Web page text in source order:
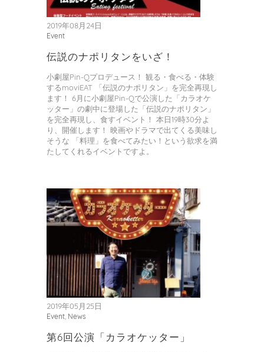
2019年08月24日
Event
伝説のナポリタンをいざ！
小劇屋Pin-Qプロデュース！ 観る・食べる・体験
するmoviEAT 「伝説のナポリタン」を完全再現し
ます！ 6月に小劇屋Pin-Qで公演した「カラオケ
ッター」の劇中に登場した「伝説のナポリタン」
を完全再現し、食すイベント！ 本日19時30分よ
り、開催します！ 映画やドラマで出てくる美味し
そうな 「料理」を食べてみたい！という欲求を満
たしてくれるイベントですよ。
2019年05月25日
Event, News
第6回公演「カラオケッター」